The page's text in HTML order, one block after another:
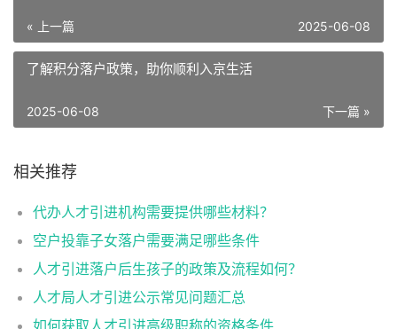
« 上一篇 2025-06-08
了解积分落户政策，助你顺利入京生活
下一篇 »
2025-06-08
相关推荐
代办人才引进机构需要提供哪些材料？
空户投靠子女落户需要满足哪些条件
人才引进落户后生孩子的政策及流程如何？
人才局人才引进公示常见问题汇总